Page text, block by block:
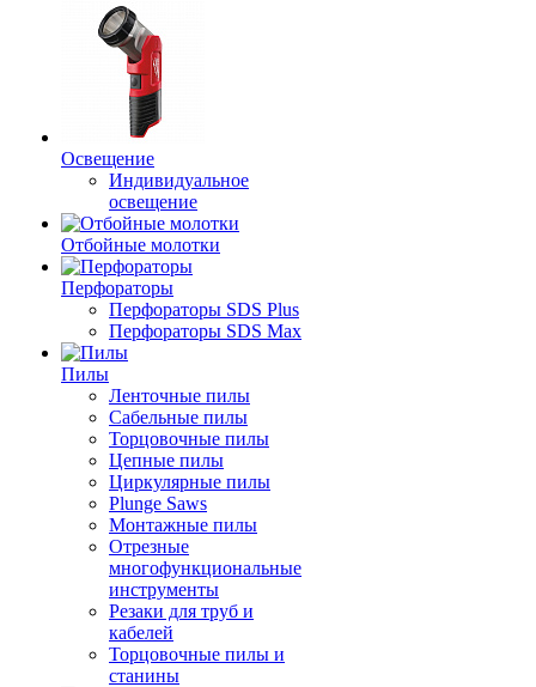
Освещение
Индивидуальное
освещение
Отбойные молотки
Перфораторы
Перфораторы SDS Plus
Перфораторы SDS Max
Пилы
Ленточные пилы
Сабельные пилы
Торцовочные пилы
Цепные пилы
Циркулярные пилы
Plunge Saws
Монтажные пилы
Отрезные
многофункциональные
инструменты
Резаки для труб и
кабелей
Торцовочные пилы и
станины